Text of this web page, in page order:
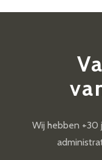
Wij hebben +30